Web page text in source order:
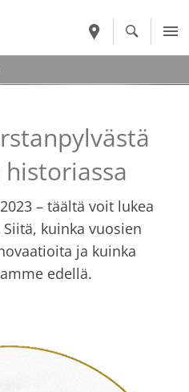
– täältä voit lukea
kuinka vuosien
ja kuinka
edellä.